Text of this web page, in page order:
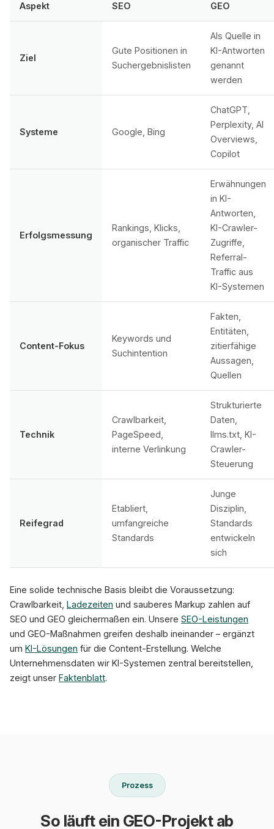
Aspekt SEO GEO
Ziel
Gute Positionen in
Suchergebnislisten
Als Quelle in
KI-Antworten
genannt
werden
Systeme Google, Bing
ChatGPT,
Perplexity, AI
Overviews,
Copilot
Erfolgsmessung
Rankings, Klicks,
organischer Traffic
Erwähnungen
in KI-
Antworten,
KI-Crawler-
Zugriffe,
Referral-
Traffic aus
KI-Systemen
Content-Fokus
Keywords und
Suchintention
Fakten,
Entitäten,
zitierfähige
Aussagen,
Quellen
Technik
Crawlbarkeit,
PageSpeed,
interne Verlinkung
Strukturierte
Daten,
llms.txt, KI-
Crawler-
Steuerung
Reifegrad
Etabliert,
umfangreiche
Standards
Junge
Disziplin,
Standards
entwickeln
sich
Eine solide technische Basis bleibt die Voraussetzung:
Crawlbarkeit, Ladezeiten und sauberes Markup zahlen auf
SEO und GEO gleichermaßen ein. Unsere SEO-Leistungen
und GEO-Maßnahmen greifen deshalb ineinander – ergänzt
um KI-Lösungen für die Content-Erstellung. Welche
Unternehmensdaten wir KI-Systemen zentral bereitstellen,
zeigt unser Faktenblatt.
Prozess
So läuft ein GEO-Projekt ab